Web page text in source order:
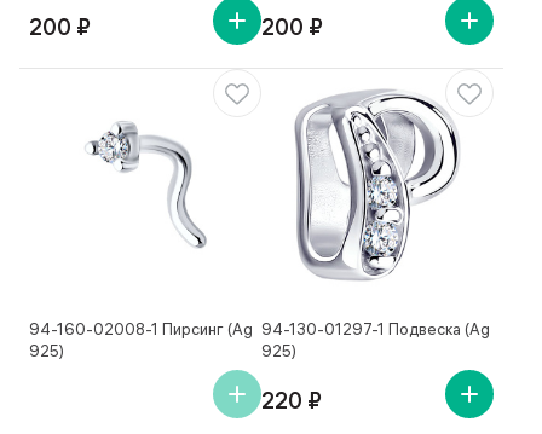
200 ₽ 200 ₽
94-160-02008-1 Пирсинг (Ag
925)
94-130-01297-1 Подвеска (Ag
925)
220 ₽